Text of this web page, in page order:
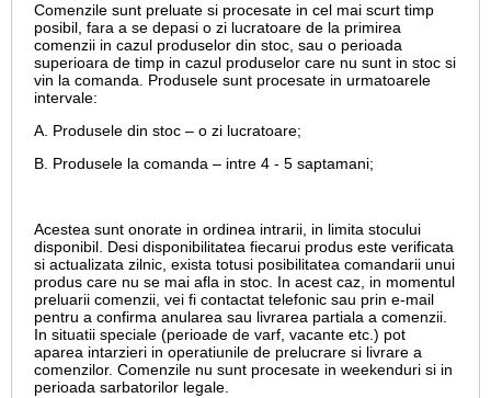
Comenzile sunt preluate si procesate in cel mai scurt timp
posibil, fara a se depasi o zi lucratoare de la primirea
comenzii in cazul produselor din stoc, sau o perioada
superioara de timp in cazul produselor care nu sunt in stoc si
vin la comanda. Produsele sunt procesate in urmatoarele
intervale:
A. Produsele din stoc – o zi lucratoare;
B. Produsele la comanda – intre 4 - 5 saptamani;
Acestea sunt onorate in ordinea intrarii, in limita stocului
disponibil. Desi disponibilitatea fiecarui produs este verificata
si actualizata zilnic, exista totusi posibilitatea comandarii unui
produs care nu se mai afla in stoc. In acest caz, in momentul
preluarii comenzii, vei fi contactat telefonic sau prin e-mail
pentru a confirma anularea sau livrarea partiala a comenzii.
In situatii speciale (perioade de varf, vacante etc.) pot
aparea intarzieri in operatiunile de prelucrare si livrare a
comenzilor. Comenzile nu sunt procesate in weekenduri si in
perioada sarbatorilor legale.